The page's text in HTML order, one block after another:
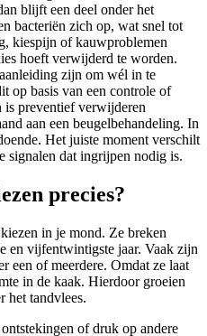
blijft een deel onder het
bacteriën zich op, wat snel tot
kiespijn of kauwproblemen
hoeft verwijderd te worden.
zijn om wél in te
op basis van een controle of
preventief verwijderen
aan een beugelbehandeling. In
Het juiste moment verschilt
signalen dat ingrijpen nodig is.
precies?
in je mond. Ze breken
en vijfentwintigste jaar. Vaak zijn
een of meerdere. Omdat ze laat
in de kaak. Hierdoor groeien
het tandvlees.
of druk op andere